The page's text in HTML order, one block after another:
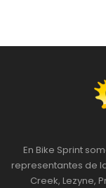
En Bike Sprint
representantes de
Creek, Lezyne,